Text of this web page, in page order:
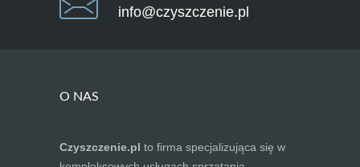
info@czyszczenie.pl
O NAS
Czyszczenie.pl to firma specjalizująca się w